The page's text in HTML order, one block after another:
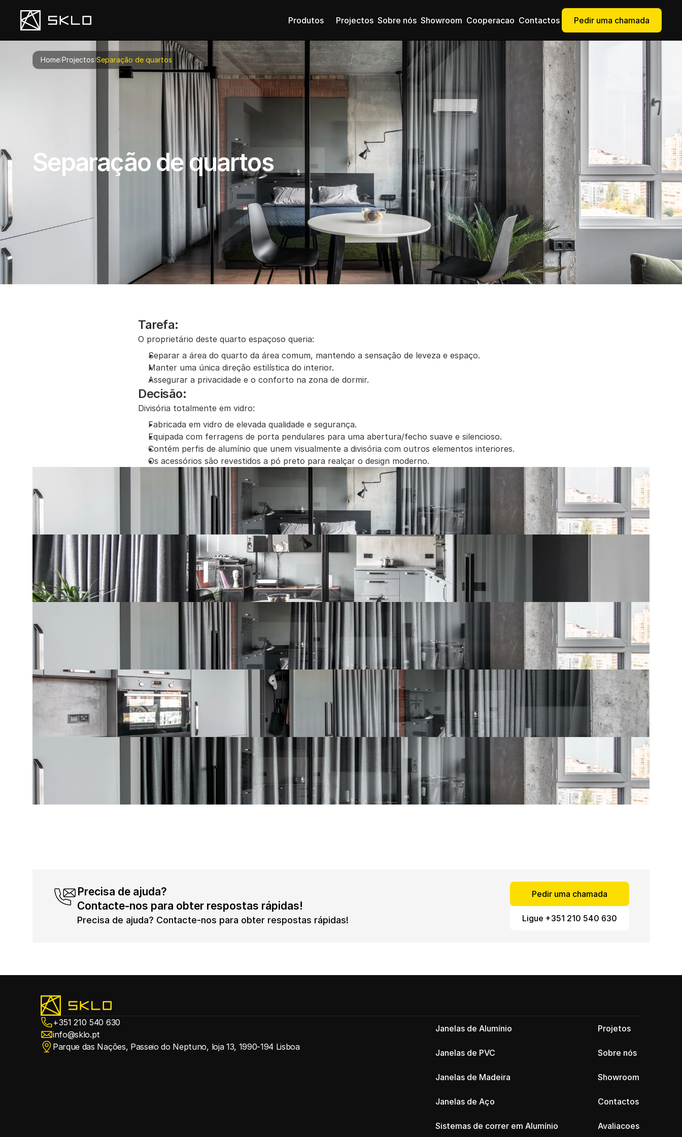
Separação de quartos
Home Projectos Separação de quartos
Tarefa:
O proprietário deste quarto espaçoso queria:
Separar a área do quarto da área comum, mantendo a sensação de leveza e espaço.
Manter uma única direção estilística do interior.
Assegurar a privacidade e o conforto na zona de dormir.
Decisão:
Divisória totalmente em vidro:
Fabricada em vidro de elevada qualidade e segurança.
Equipada com ferragens de porta pendulares para uma abertura/fecho suave e silencioso.
Contém perfis de alumínio que unem visualmente a divisória com outros elementos interiores.
Os acessórios são revestidos a pó preto para realçar o design moderno.
Precisa de ajuda?
Contacte-nos para obter respostas rápidas!
Precisa de ajuda? Contacte-nos para obter respostas rápidas!
Pedir uma chamada
Ligue +351 210 540 630
+351 210 540 630
info@sklo.pt
Parque das Nações, Passeio do Neptuno, loja 13, 1990-194 Lisboa
Janelas de Alumínio
Janelas de PVC
Janelas de Madeira
Janelas de Aço
Sistemas de correr em Alumínio
Projetos
Sobre nós
Showroom
Contactos
Avaliacoes
Produtos Projectos Sobre nós Showroom Сooperacao Contactos Pedir uma chamada